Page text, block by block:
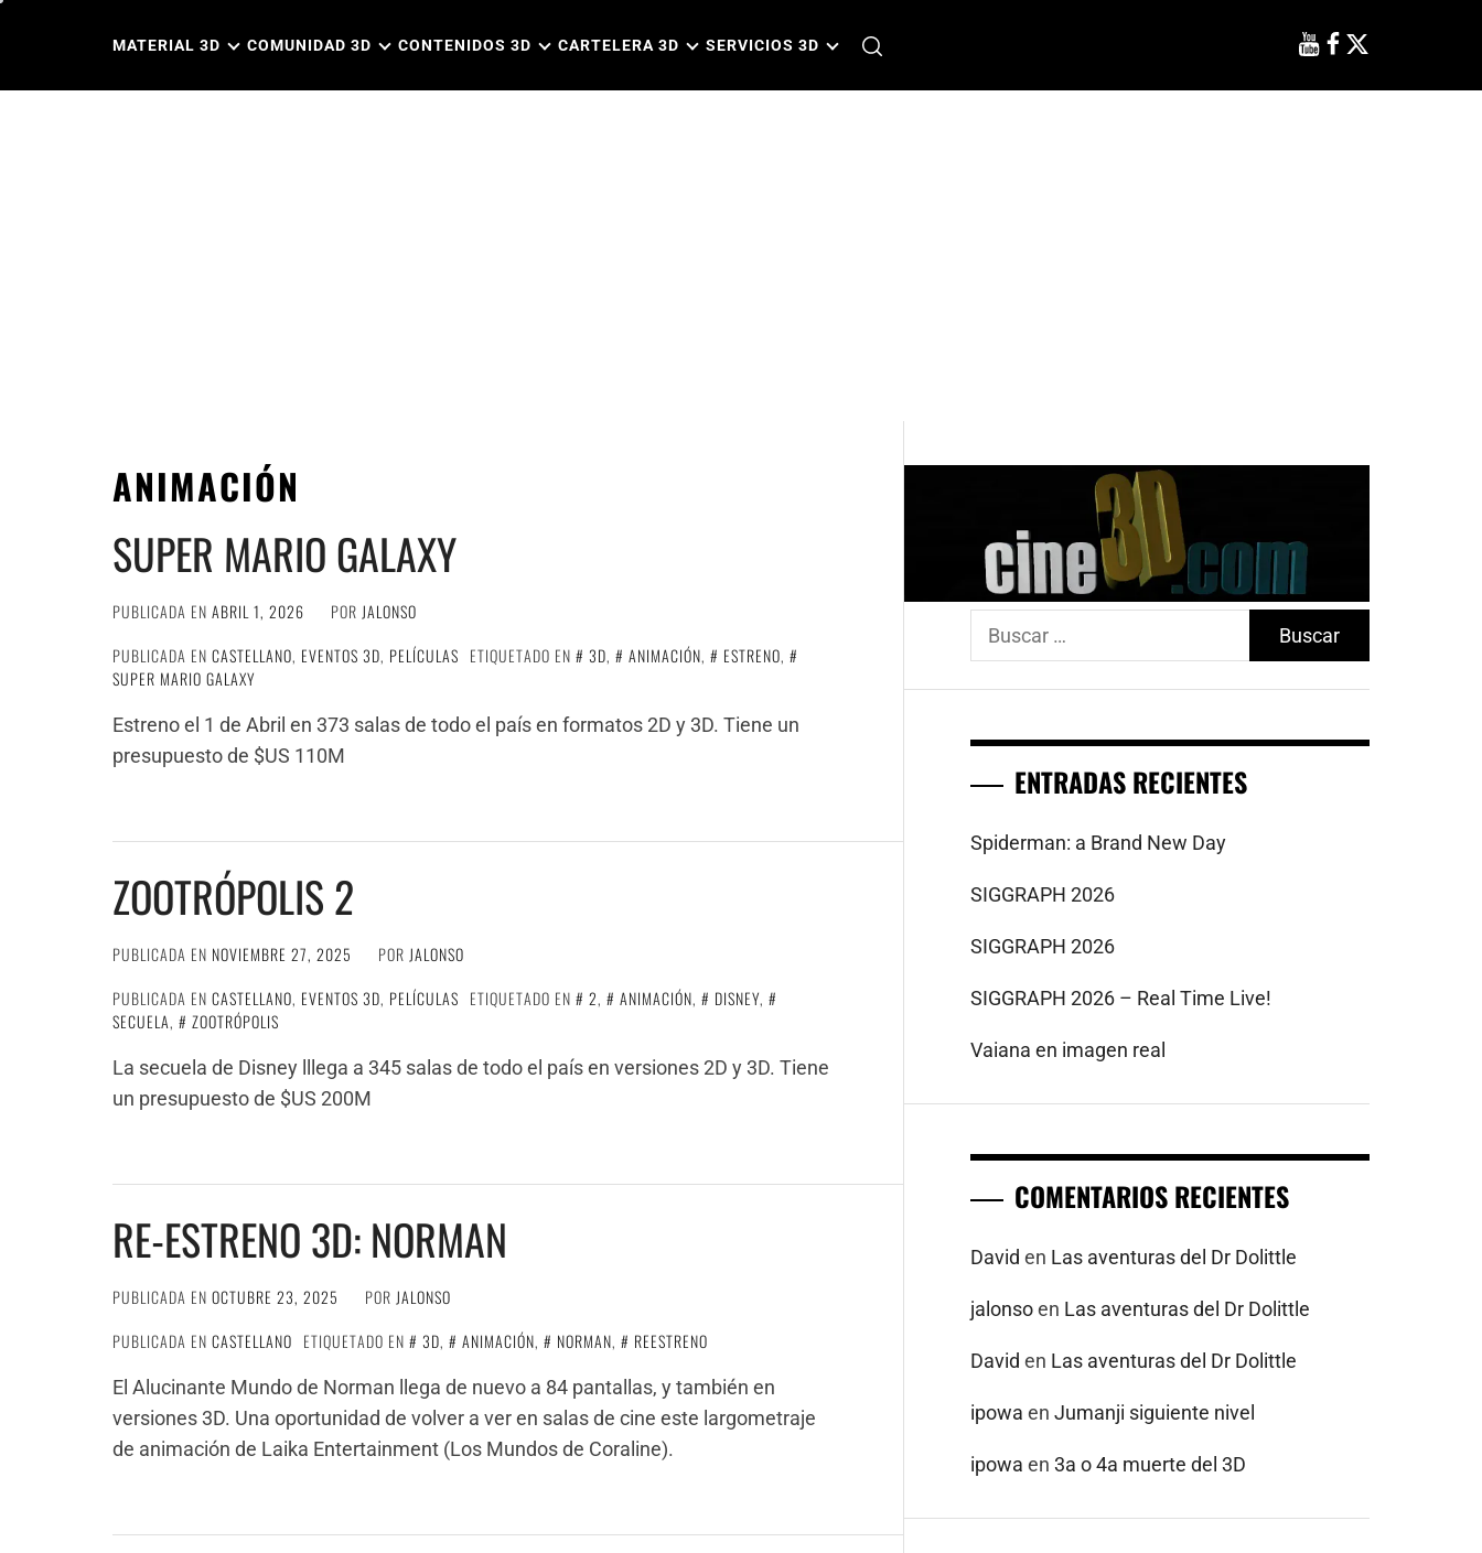
MATERIAL 3D COMUNIDAD 3D CONTENIDOS 3D CARTELERA 3D SERVICIOS 3D
ANIMACIÓN
SUPER MARIO GALAXY
PUBLICADA EN ABRIL 1, 2026 POR JALONSO
PUBLICADA EN CASTELLANO, EVENTOS 3D, PELÍCULAS ETIQUETADO EN 3D, ANIMACIÓN, ESTRENO,
SUPER MARIO GALAXY
Estreno el 1 de Abril en 373 salas de todo el país en formatos 2D y 3D. Tiene un
presupuesto de $US 110M
ZOOTRÓPOLIS 2
PUBLICADA EN NOVIEMBRE 27, 2025 POR JALONSO
PUBLICADA EN CASTELLANO, EVENTOS 3D, PELÍCULAS ETIQUETADO EN 2, ANIMACIÓN, DISNEY,
SECUELA,
ZOOTRÓPOLIS
La secuela de Disney lllega a 345 salas de todo el país en versiones 2D y 3D. Tiene
un presupuesto de $US 200M
RE-ESTRENO 3D: NORMAN
PUBLICADA EN OCTUBRE 23, 2025 POR JALONSO
PUBLICADA EN CASTELLANO ETIQUETADO EN 3D, ANIMACIÓN, NORMAN,
REESTRENO
El Alucinante Mundo de Norman llega de nuevo a 84 pantallas, y también en
versiones 3D. Una oportunidad de volver a ver en salas de cine este largometraje
de animación de Laika Entertainment (Los Mundos de Coraline).
Buscar:
ENTRADAS RECIENTES
Spiderman: a Brand New Day
SIGGRAPH 2026
SIGGRAPH 2026
SIGGRAPH 2026 – Real Time Live!
Vaiana en imagen real
COMENTARIOS RECIENTES
David en Las aventuras del Dr Dolittle
jalonsoen Las aventuras del Dr Dolittle
David en Las aventuras del Dr Dolittle
ipowa enJumanji siguiente nivel
ipowa en3a o 4a muerte del 3D